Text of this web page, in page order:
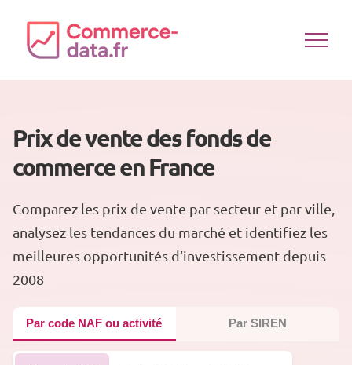
contenu
Prix de vente des fonds de
commerce en France
Comparez les prix de vente par secteur et par ville,
analysez les tendances du marché et identifiez les
meilleures opportunités d’investissement depuis
2008
Par code NAF ou activité Par SIREN